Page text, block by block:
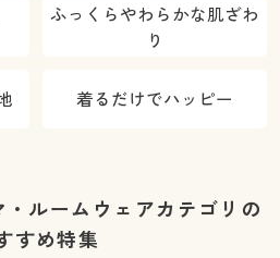
ふっくらやわらかな肌ざわ
り
着るだけでハッピー
ルームウェアカテゴリの
すめ特集